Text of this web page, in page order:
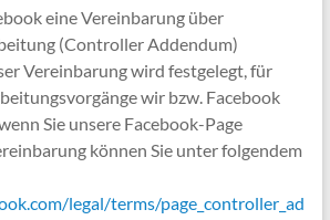
eine Vereinbarung über
(Controller Addendum)
Vereinbarung wird festgelegt, für
wir bzw. Facebook
Sie unsere Facebook-Page
können Sie unter folgendem
legal/terms/page_controller_ad